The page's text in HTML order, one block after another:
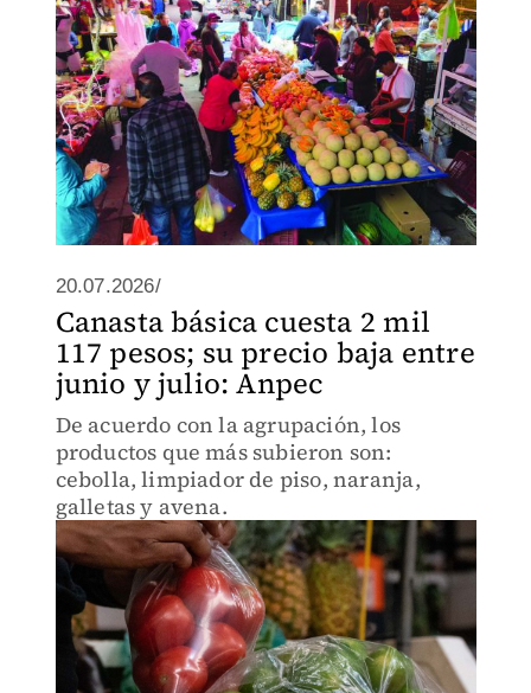
20.07.2026/
Canasta básica cuesta 2 mil
117 pesos; su precio baja entre
junio y julio: Anpec
De acuerdo con la agrupación, los
productos que más subieron son:
cebolla, limpiador de piso, naranja,
galletas y avena.